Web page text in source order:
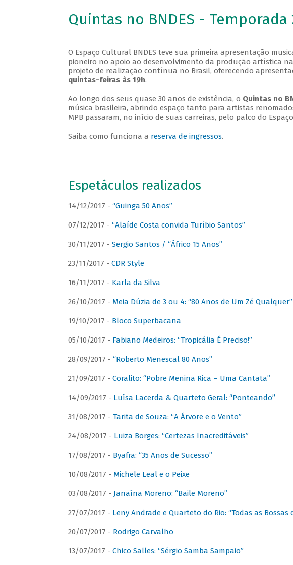
Quintas no BNDES - Temporada
O Espaço Cultural BNDES teve sua primeira apresentação
pioneiro no apoio ao desenvolvimento da produção artística
projeto de realização contínua no Brasil, oferecendo
quintas-feiras às 19h.
Ao longo dos seus quase 30 anos de existência, o Quintas no
música brasileira, abrindo espaço tanto para artistas
MPB passaram, no início de suas carreiras, pelo palco do
Saiba como funciona a reserva de ingressos.
Espetáculos realizados
14/12/2017 - “Guinga 50 Anos”
07/12/2017 - “Alaíde Costa convida Turíbio Santos”
30/11/2017 - Sergio Santos / “Áfrico 15 Anos”
23/11/2017 - CDR Style
16/11/2017 - Karla da Silva
26/10/2017 - Meia Dúzia de 3 ou 4: “80 Anos de Um Zé Qualquer”
19/10/2017 - Bloco Superbacana
05/10/2017 - Fabiano Medeiros: “Tropicália É Preciso!”
28/09/2017 - “Roberto Menescal 80 Anos”
21/09/2017 - Coralito: “Pobre Menina Rica – Uma Cantata”
14/09/2017 - Luísa Lacerda & Quarteto Geral: “Ponteando”
31/08/2017 - Tarita de Souza: “A Árvore e o Vento”
24/08/2017 - Luiza Borges: “Certezas Inacreditáveis”
17/08/2017 - Byafra: “35 Anos de Sucesso”
10/08/2017 - Michele Leal e o Peixe
03/08/2017 - Janaína Moreno: “Baile Moreno”
27/07/2017 - Leny Andrade e Quarteto do Rio: “Todas as Bossas
20/07/2017 - Rodrigo Carvalho
13/07/2017 - Chico Salles: “Sérgio Samba Sampaio”